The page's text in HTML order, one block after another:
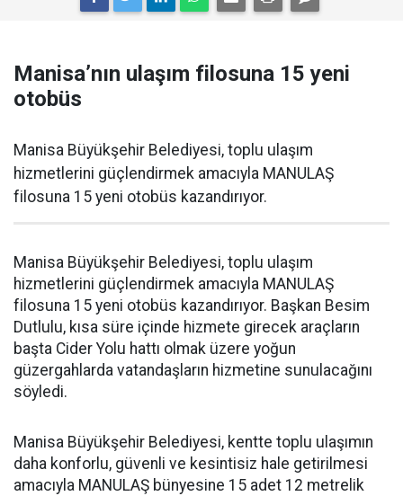
Manisa’nın ulaşım filosuna 15 yeni
otobüs
Manisa Büyükşehir Belediyesi, toplu ulaşım
hizmetlerini güçlendirmek amacıyla MANULAŞ
filosuna 15 yeni otobüs kazandırıyor.
Manisa Büyükşehir Belediyesi, toplu ulaşım
hizmetlerini güçlendirmek amacıyla MANULAŞ
filosuna 15 yeni otobüs kazandırıyor. Başkan Besim
Dutlulu, kısa süre içinde hizmete girecek araçların
başta Cider Yolu hattı olmak üzere yoğun
güzergahlarda vatandaşların hizmetine sunulacağını
söyledi.
Manisa Büyükşehir Belediyesi, kentte toplu ulaşımın
daha konforlu, güvenli ve kesintisiz hale getirilmesi
amacıyla MANULAŞ bünyesine 15 adet 12 metrelik